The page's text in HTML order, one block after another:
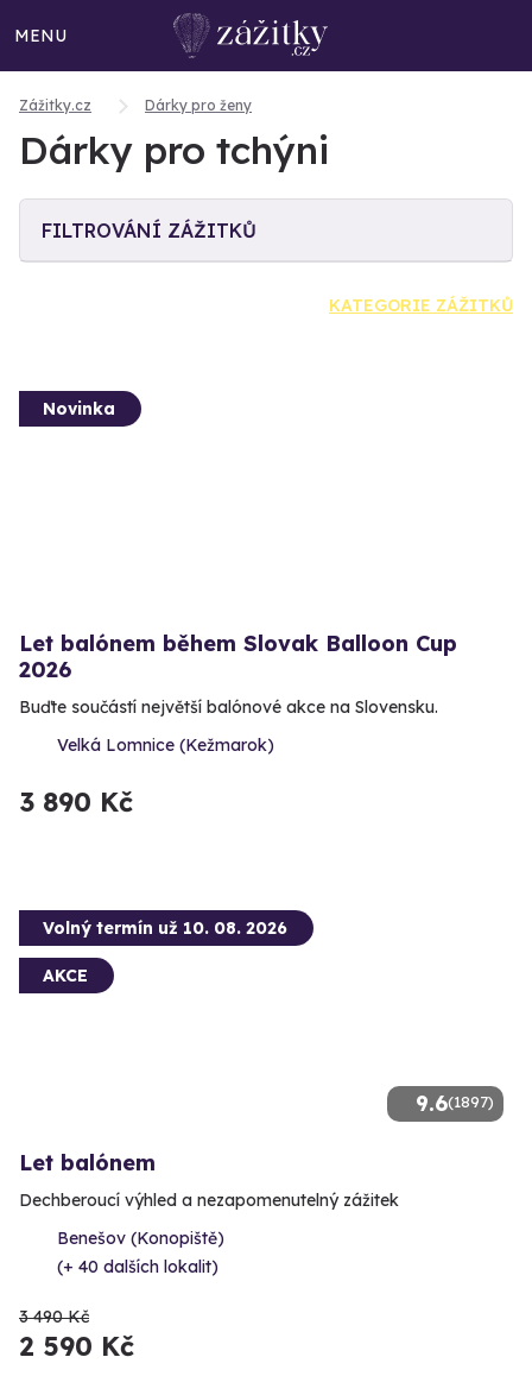
MENU
Zážitky.cz Dárky pro ženy
Dárky pro tchýni
FILTROVÁNÍ ZÁŽITKŮ
KATEGORIE ZÁŽITKŮ
Novinka
Let balónem během Slovak Balloon Cup
2026
Buďte součástí největší balónové akce na Slovensku.
Velká Lomnice (Kežmarok)
3 890 Kč
9.6(1897)
Volný termín už 10. 08. 2026
AKCE
Let balónem
Dechberoucí výhled a nezapomenutelný zážitek
Benešov (Konopiště)
(+ 40 dalších lokalit)
3 490 Kč
2 590 Kč